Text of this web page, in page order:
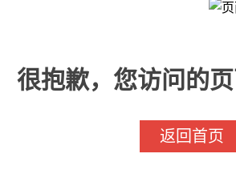
很抱歉，您访问的
返回首页